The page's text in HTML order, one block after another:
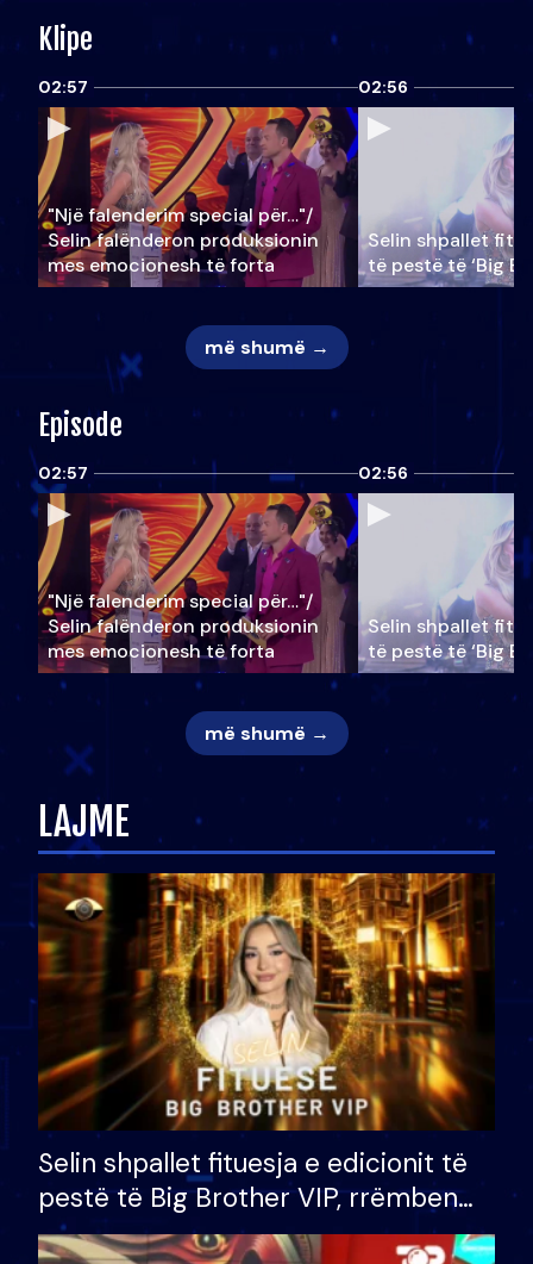
Klipe
02:57
"Një falenderim special për…"/
Selin falënderon produksionin
mes emocionesh të forta
02:56
Selin shpallet
të pestë të ‘Big
më shumë →
Episode
02:57
"Një falenderim special për…"/
Selin falënderon produksionin
mes emocionesh të forta
02:56
Selin shpallet
të pestë të ‘Big
më shumë →
LAJME
Selin shpallet fituesja e edicionit të
pestë të Big Brother VIP, rrëmben
çmimin e madh prej 100 mijë eurosh